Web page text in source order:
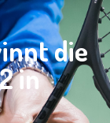
die
in